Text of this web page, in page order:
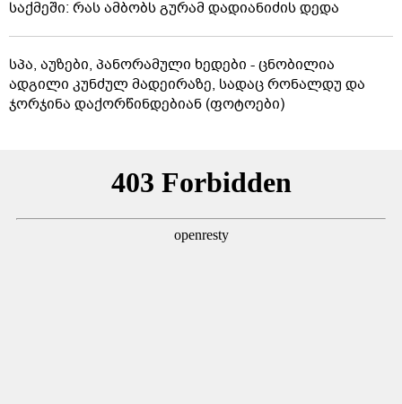
საქმეში: რას ამბობს გურამ დადიანიძის დედა
სპა, აუზები, პანორამული ხედები - ცნობილია
ადგილი კუნძულ მადეირაზე, სადაც რონალდუ და
ჯორჯინა დაქორწინდებიან (ფოტოები)